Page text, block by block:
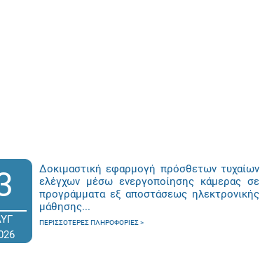
Δοκιμαστική εφαρμογή πρόσθετων τυχαίων
ελέγχων μέσω ενεργοποίησης κάμερας σε
προγράμματα εξ αποστάσεως ηλεκτρονικής
μάθησης...
ΠΕΡΙΣΣΌΤΕΡΕΣ ΠΛΗΡΟΦΟΡΊΕΣ